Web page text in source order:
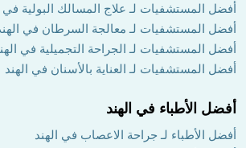
أفضل المستشفيات لـ علاج المسالك البولية في
أفضل المستشفيات لـ معالجة السرطان في
أفضل المستشفيات لـ الجراحة التجميلية في
أفضل المستشفيات لـ العناية بالأسنان في الهند
أفضل الأطباء في الهند
أفضل الأطباء لـ جراحة الاعصاب في الهند